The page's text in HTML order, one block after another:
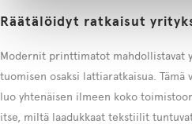
Räätälöidyt ratkaisut
Modernit printtimatot mahdollistavat
tuomisen osaksi lattiaratkaisua.
luo yhtenäisen ilmeen koko
itse, miltä laadukkaat tekstiilit